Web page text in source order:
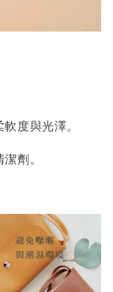
度與光澤。
劑。